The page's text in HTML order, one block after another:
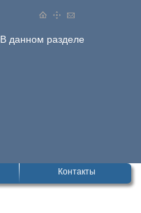
В данном разделе
Контакты